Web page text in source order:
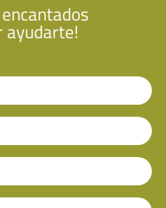
ayudarte!